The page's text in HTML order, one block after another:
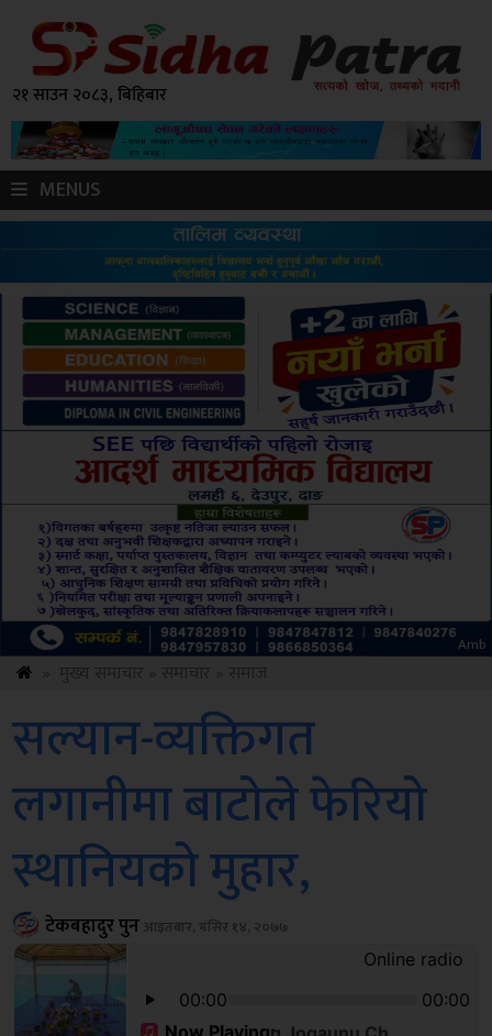
२१ साउन २०८३, बिहिबार
MENUS
Amb
सल्यान-व्यक्तिगत
लगानीमा बाटोले फेरियो
स्थानियको मुहार,
टेकबहादुर पुन आइतबार, मंसिर १४, २०७७